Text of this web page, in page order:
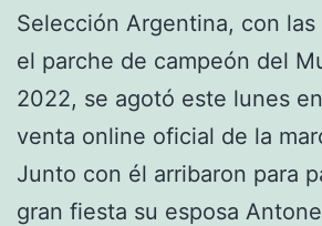
Selección Argentina, con
el parche de campeón del
2022, se agotó este lunes
venta online oficial de la
Junto con él arribaron para
gran fiesta su esposa